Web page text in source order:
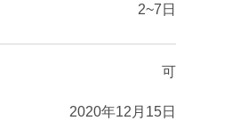
2~7日
可
2020年12月15日